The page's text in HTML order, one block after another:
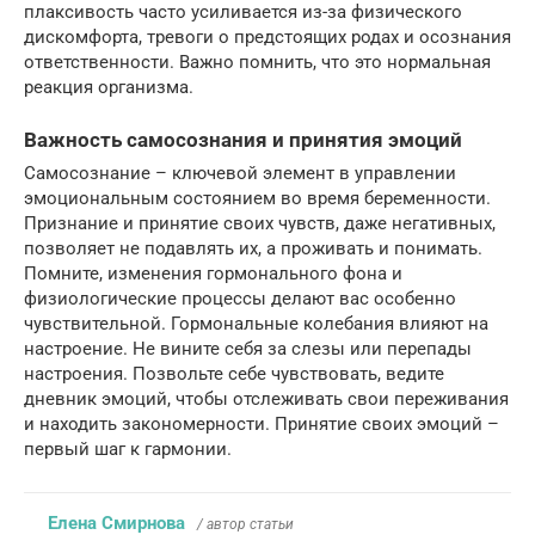
плаксивость часто усиливается из-за физического
дискомфорта, тревоги о предстоящих родах и осознания
ответственности. Важно помнить, что это нормальная
реакция организма.
Важность самосознания и принятия эмоций
Самосознание – ключевой элемент в управлении
эмоциональным состоянием во время беременности.
Признание и принятие своих чувств, даже негативных,
позволяет не подавлять их, а проживать и понимать.
Помните, изменения гормонального фона и
физиологические процессы делают вас особенно
чувствительной. Гормональные колебания влияют на
настроение. Не вините себя за слезы или перепады
настроения. Позвольте себе чувствовать, ведите
дневник эмоций, чтобы отслеживать свои переживания
и находить закономерности. Принятие своих эмоций –
первый шаг к гармонии.
Елена Смирнова / автор статьи